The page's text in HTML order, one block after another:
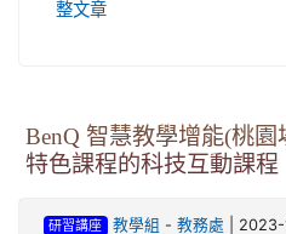
整文章
BenQ 智慧教學增能(桃
特色課程的科技互動課程
研習講座 教學組 - 教務處 |